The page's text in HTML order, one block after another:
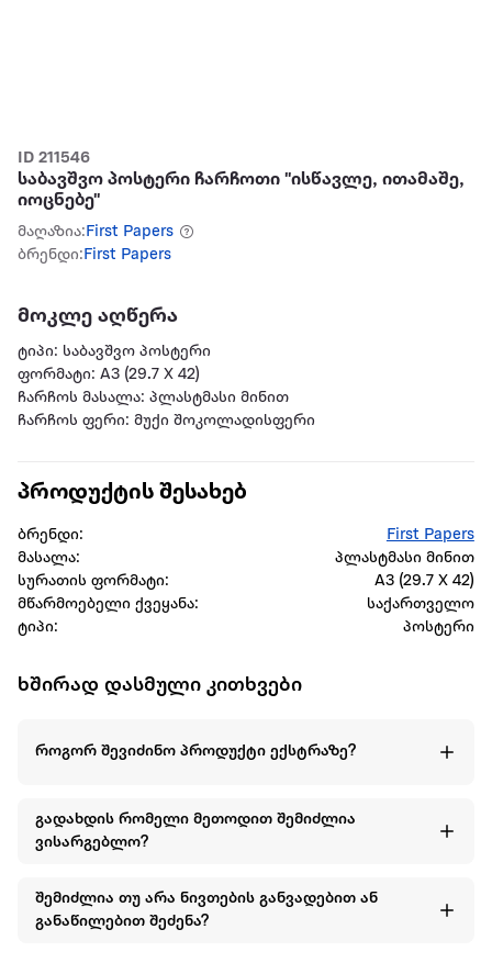
ID 211546
საბავშვო პოსტერი ჩარჩოთი "ისწავლე, ითამაშე,
იოცნებე"
მაღაზია: First Papers
ბრენდი: First Papers
მოკლე აღწერა
ტიპი: საბავშვო პოსტერი
ფორმატი: A3 (29.7 X 42)
ჩარჩოს მასალა: პლასტმასი მინით
ჩარჩოს ფერი: მუქი შოკოლადისფერი
პროდუქტის შესახებ
ბრენდი:
First Papers
მასალა:
პლასტმასი მინით
სურათის ფორმატი:
A3 (29.7 X 42)
მწარმოებელი ქვეყანა:
საქართველო
ტიპი:
პოსტერი
ხშირად დასმული კითხვები
როგორ შევიძინო პროდუქტი ექსტრაზე?
გადახდის რომელი მეთოდით შემიძლია
ვისარგებლო?
შემიძლია თუ არა ნივთების განვადებით ან
განაწილებით შეძენა?